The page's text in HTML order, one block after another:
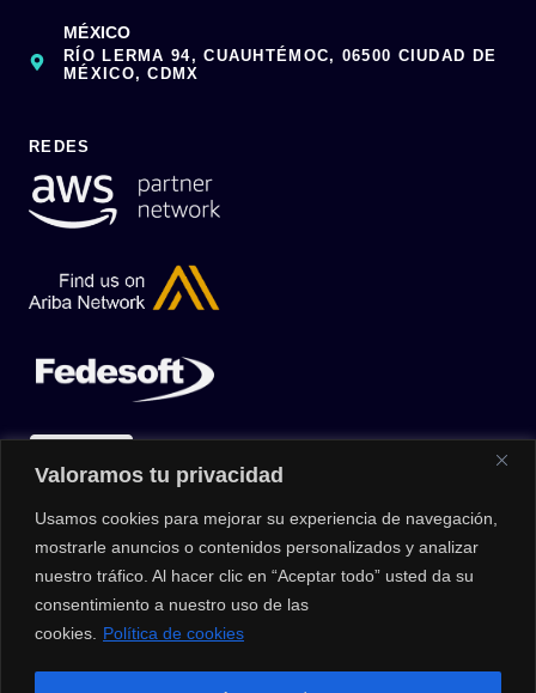
Valoramos tu privacidad
Usamos cookies para mejorar su experiencia de navegación,
mostrarle anuncios o contenidos personalizados y analizar
nuestro tráfico. Al hacer clic en “Aceptar todo” usted da su
consentimiento a nuestro uso de las
cookies.
Política de cookies
MÉXICO
RÍO LERMA 94, CUAUHTÉMOC, 06500 CIUDAD DE
MÉXICO, CDMX
REDES
© 2026 |Privacy Policy|Data Protection Policy|Media Kit| All